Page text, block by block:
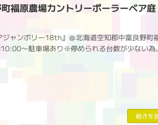
原農場カントリーポーラーベア庭
ャンボリー18th』＠北海道空知郡中富良野町
〜駐車場あり※停められる台数が少ない為
続きを